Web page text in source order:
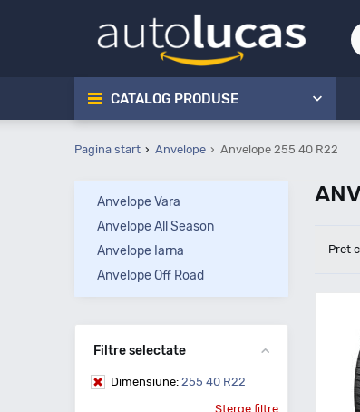
CATALOG PRODUSE
Pagina start Anvelope Anvelope 255 40 R22
Pret
Anvelope Vara
Anvelope All Season
Anvelope Iarna
Anvelope Off Road
Filtre selectate
Dimensiune: 255 40 R22
Sterge filtre